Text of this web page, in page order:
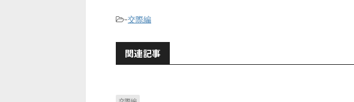
-交際編
関連記事